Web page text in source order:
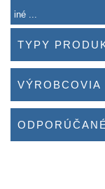
iné ...
TYPY
VÝROBCOVIA